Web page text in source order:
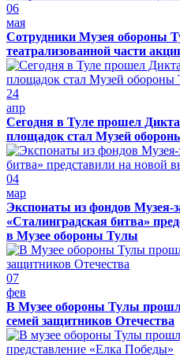
06
мая
Сотрудники Музея обороны
театрализованной части
24
апр
Сегодня в Туле прошел
площадок стал Музей
04
мар
Экспонаты из фондов Музея-
«Сталинградская битва»
в Музее обороны Тулы
07
фев
В Музее обороны Тулы
семей защитников Отечества